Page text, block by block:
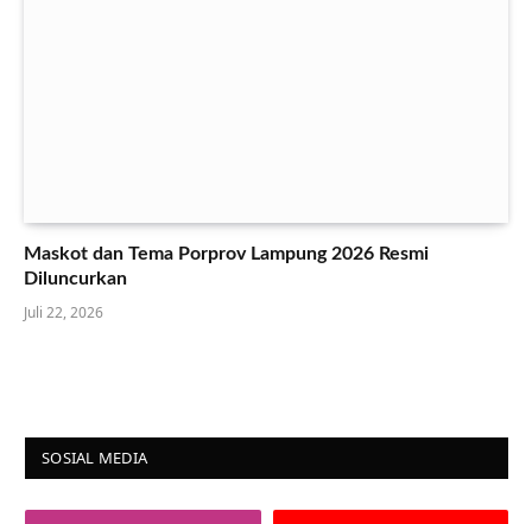
Maskot dan Tema Porprov Lampung 2026 Resmi
Diluncurkan
Juli 22, 2026
SOSIAL MEDIA